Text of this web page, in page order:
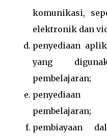
komunikasi,
elektronik dan
penyediaan
yang
pembelajaran;
penyediaan
pembelajaran;
pembiayaan